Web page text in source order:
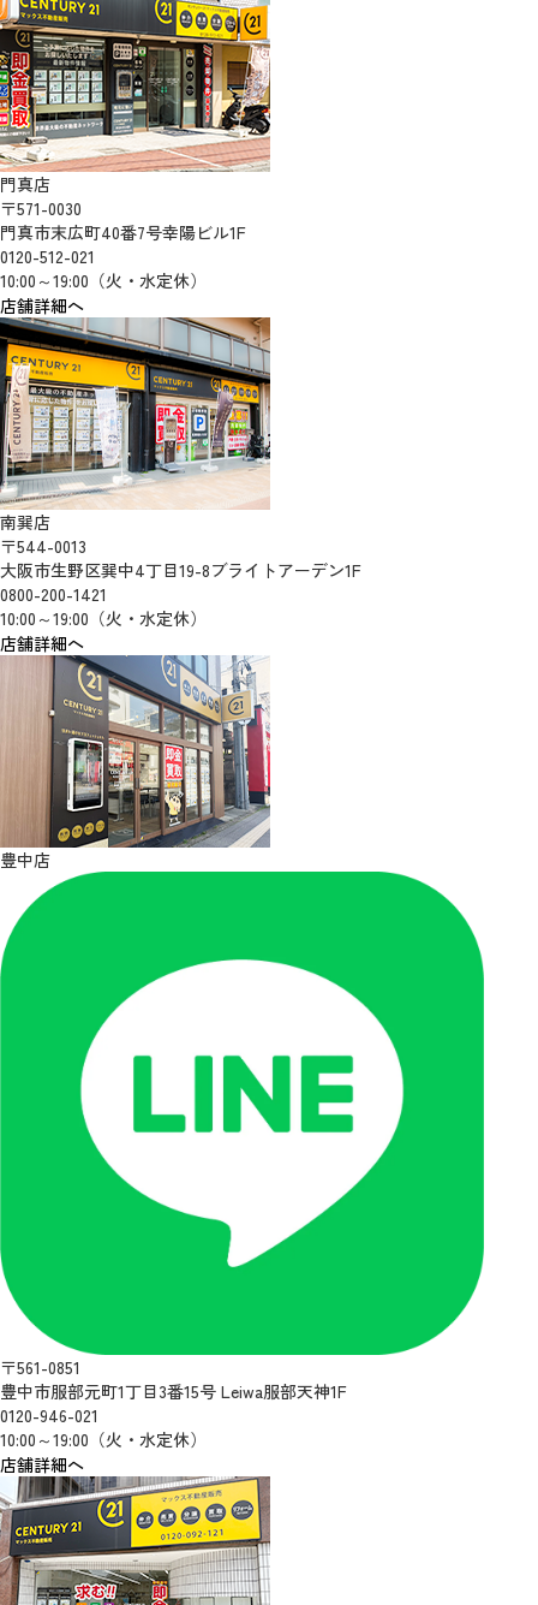
門真店
〒571-0030
門真市末広町40番7号幸陽ビル1F
0120-512-021
10:00～19:00（火・水定休）
店舗詳細へ
南巽店
〒544-0013
大阪市生野区巽中4丁目19-8ブライトアーデン1F
0800-200-1421
10:00～19:00（火・水定休）
店舗詳細へ
豊中店
〒561-0851
豊中市服部元町1丁目3番15号 Leiwa服部天神1F
0120-946-021
10:00～19:00（火・水定休）
店舗詳細へ